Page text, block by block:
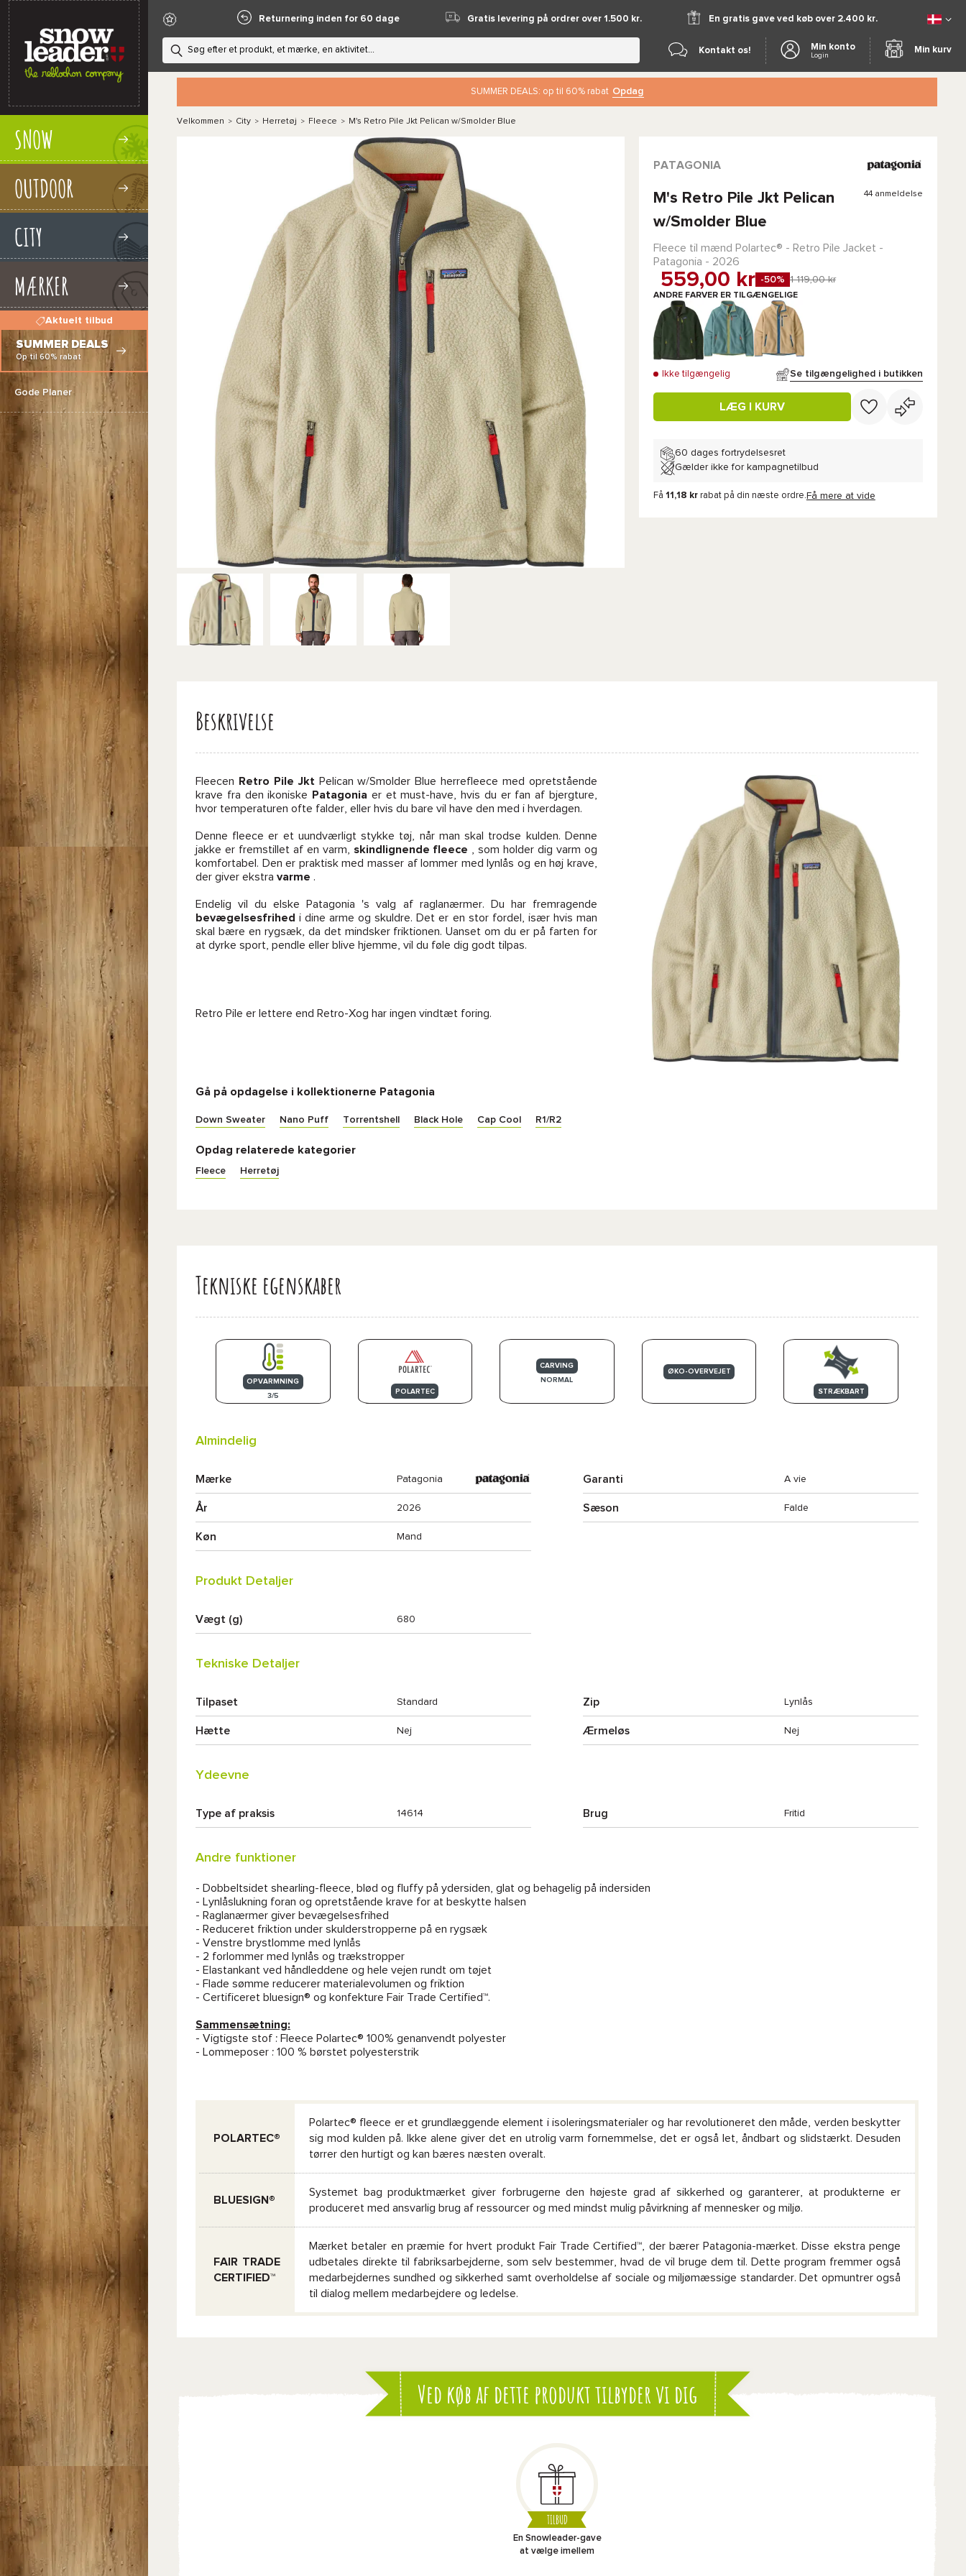
SNOW
OUTDOOR
CITY
MÆRKER
Aktuelt tilbud
SUMMER DEALS
Op til 60% rabat
Gode Planer
Returnering inden for 60 dage Gratis levering på ordrer over 1.500 kr. En gratis gave ved køb over 2.400 kr.
Kontakt os! Min konto
Login
Min kurv
SUMMER DEALS: op til 60% rabat Opdag
Velkommen > City > Herretøj > Fleece > M's Retro Pile Jkt Pelican w/Smolder Blue
PATAGONIA
M's Retro Pile Jkt Pelican
w/Smolder Blue
44 anmeldelse
Fleece til mænd Polartec® - Retro Pile Jacket -
Patagonia - 2026
559,00 kr -50% 1 119,00 kr
ANDRE FARVER ER TILGÆNGELIGE
Ikke tilgængelig Se tilgængelighed i butikken
LÆG I KURV
60 dages fortrydelsesret
Gælder ikke for kampagnetilbud
Få 11,18 kr rabat på din næste ordre. Få mere at vide
Beskrivelse
Fleecen Retro Pile Jkt Pelican w/Smolder Blue herrefleece med opretstående
krave fra den ikoniske
Patagonia er et must-have, hvis du er fan af bjergture,
hvor temperaturen ofte falder, eller hvis du bare vil have den med i hverdagen.
Denne fleece er et uundværligt stykke tøj, når man skal trodse kulden. Denne
jakke er fremstillet af en varm, skindlignende fleece , som holder dig varm og
komfortabel. Den er praktisk med masser af lommer med lynlås og en høj krave,
der giver ekstra varme .
Endelig vil du elske Patagonia 's valg af raglanærmer. Du har fremragende
bevægelsesfrihed i dine arme og skuldre. Det er en stor fordel, især hvis man
skal bære en rygsæk, da det mindsker friktionen. Uanset om du er på farten for
at dyrke sport, pendle eller blive hjemme, vil du føle dig godt tilpas.
Retro Pile er lettere end Retro-Xog har ingen vindtæt foring.
Gå på opdagelse i kollektionerne Patagonia
Down Sweater Nano Puff Torrentshell Black Hole Cap Cool R1/R2
Opdag relaterede kategorier
Fleece Herretøj
Tekniske egenskaber
OPVARMNING
3/5
POLARTEC
CARVING
NORMAL
ØKO-OVERVEJET
STRÆKBART
Almindelig
Mærke Patagonia Garanti A vie
År 2026 Sæson Falde
Køn Mand
Produkt Detaljer
Vægt (g) 680
Tekniske Detaljer
Tilpaset Standard Zip Lynlås
Hætte Nej Ærmeløs Nej
Ydeevne
Type af praksis 14614 Brug Fritid
Andre funktioner
- Dobbeltsidet shearling-fleece, blød og fluffy på ydersiden, glat og behagelig på indersiden
- Lynlåslukning foran og opretstående krave for at beskytte halsen
- Raglanærmer giver bevægelsesfrihed
- Reduceret friktion under skulderstropperne på en rygsæk
- Venstre brystlomme med lynlås
- 2 forlommer med lynlås og trækstropper
- Elastankant ved håndleddene og hele vejen rundt om tøjet
- Flade sømme reducerer materialevolumen og friktion
- Certificeret bluesign® og konfekture Fair Trade Certified™.
Sammensætning:
- Vigtigste stof : Fleece Polartec® 100% genanvendt polyester
- Lommeposer : 100 % børstet polyesterstrik
POLARTEC®
Polartec® fleece er et grundlæggende element i isoleringsmaterialer og har revolutioneret den måde, verden beskytter
sig mod kulden på. Ikke alene giver det en utrolig varm fornemmelse, det er også let, åndbart og slidstærkt. Desuden
tørrer den hurtigt og kan bæres næsten overalt.
BLUESIGN®
Systemet bag produktmærket giver forbrugerne den højeste grad af sikkerhed og garanterer, at produkterne er
produceret med ansvarlig brug af ressourcer og med mindst mulig påvirkning af mennesker og miljø.
FAIR TRADE
CERTIFIED™
Mærket betaler en præmie for hvert produkt Fair Trade Certified™, der bærer Patagonia-mærket. Disse ekstra penge
udbetales direkte til fabriksarbejderne, som selv bestemmer, hvad de vil bruge dem til. Dette program fremmer også
medarbejdernes sundhed og sikkerhed samt overholdelse af sociale og miljømæssige standarder. Det opmuntrer også
til dialog mellem medarbejdere og ledelse.
Ved køb af dette produkt tilbyder vi dig
TILBUD
En Snowleader-gave
at vælge imellem